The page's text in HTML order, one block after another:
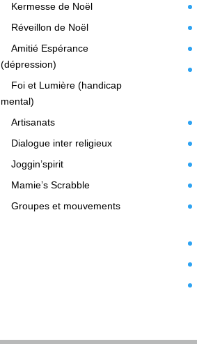
Kermesse de Noël
Réveillon de Noël
Amitié Espérance
(dépression)
Foi et Lumière (handicap
mental)
Artisanats
Dialogue inter religieux
Joggin’spirit
Mamie’s Scrabble
Groupes et mouvements